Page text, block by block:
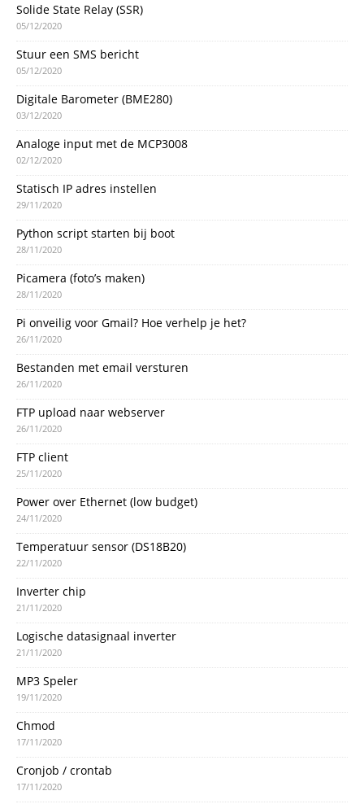
Solide State Relay (SSR)
05/12/2020
Stuur een SMS bericht
05/12/2020
Digitale Barometer (BME280)
03/12/2020
Analoge input met de MCP3008
02/12/2020
Statisch IP adres instellen
29/11/2020
Python script starten bij boot
28/11/2020
Picamera (foto’s maken)
28/11/2020
Pi onveilig voor Gmail? Hoe verhelp je het?
26/11/2020
Bestanden met email versturen
26/11/2020
FTP upload naar webserver
26/11/2020
FTP client
25/11/2020
Power over Ethernet (low budget)
24/11/2020
Temperatuur sensor (DS18B20)
22/11/2020
Inverter chip
21/11/2020
Logische datasignaal inverter
21/11/2020
MP3 Speler
19/11/2020
Chmod
17/11/2020
Cronjob / crontab
17/11/2020